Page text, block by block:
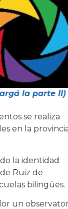
la parte II)
se realiza
en la
la identidad
Ruiz de
bilingües.
un